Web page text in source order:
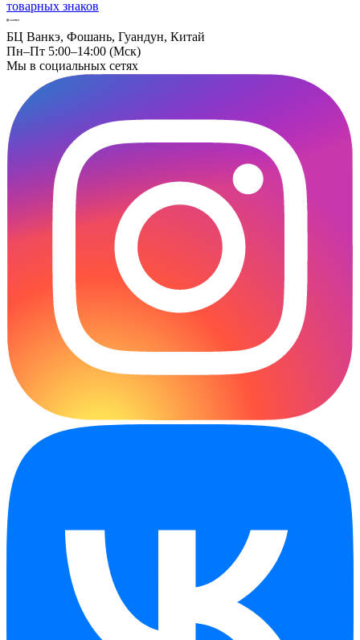
товарных знаков
БЦ Ванкэ, Фошань, Гуандун, Китай
Пн–Пт 5:00–14:00 (Мск)
Мы в социальных сетях